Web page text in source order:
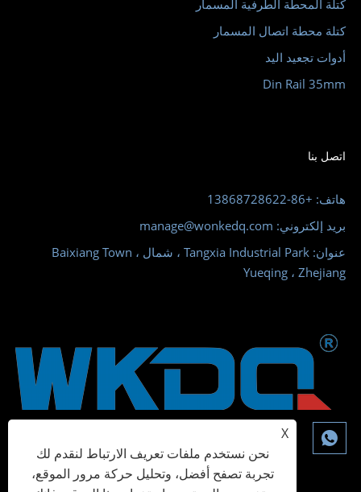
كتلة المحطة الطرفية المسمار
كتلة محطة اتصال المسمار
أدوات تجعيد اليد
Din Rail 35mm
اتصل بنا
هاتف: +86-13868728622
بريد إلكتروني: manage@wonkedq.com
عنوان: Tangxia Industrial Park ، شمال Baixiang Town ،
Yueqing ، Zhejiang
X
نحن نستخدم ملفات تعريف الارتباط لنقدم لك
تجربة تصفح أفضل، وتحليل حركة مرور الموقع،